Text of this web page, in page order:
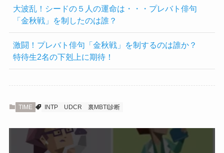
大波乱！シードの５人の運命は・・・プレバト俳句
「金秋戦」を制したのは誰？
激闘！プレバト俳句「金秋戦」を制するのは誰か？
特待生2名の下剋上に期待！
TIME INTP UDCR 裏MBTI診断